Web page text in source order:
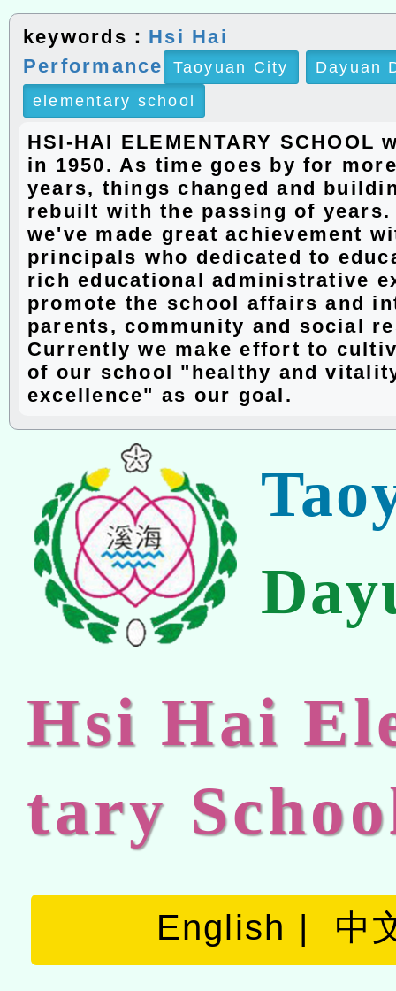
keywords： Hsi Hai
Performance
Taoyuan City
Dayuan
elementary school
HSI-HAI ELEMENTARY SCHOOL
in 1950. As time goes by for
years, things changed and
rebuilt with the passing of years.
we've made great achievement
principals who dedicated to
rich educational administrative
promote the school affairs and
parents, community and social
Currently we make effort to
of our school "healthy and
excellence" as our goal.
Hsi Hai
tary
English 中